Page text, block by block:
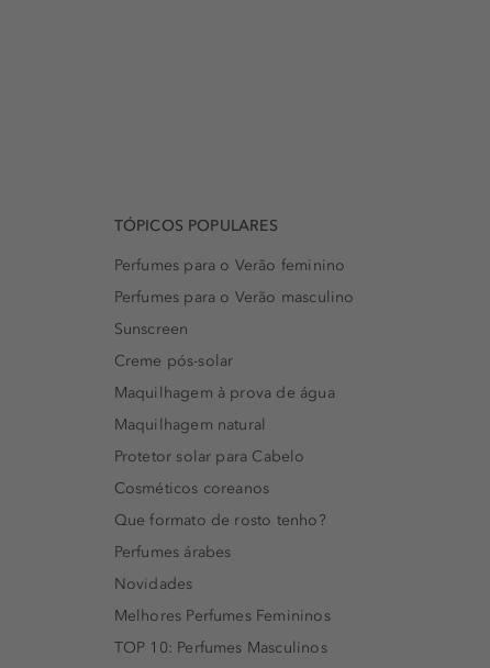
TÓPICOS POPULARES
Perfumes para o Verão feminino
Perfumes para o Verão masculino
Sunscreen
Creme pós-solar
Maquilhagem à prova de água
Maquilhagem natural
Protetor solar para Cabelo
Cosméticos coreanos
Que formato de rosto tenho?
Perfumes árabes
Novidades
Melhores Perfumes Femininos
TOP 10: Perfumes Masculinos